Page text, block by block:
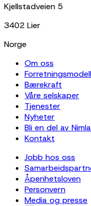
Kjellstadveien 5
3402 Lier
Norge
Om oss
Forretningsmodell
Bærekraft
Våre selskaper
Tjenester
Nyheter
Bli en del av
Kontakt
Jobb hos oss
Åpenhetsloven
Personvern
Media og presse